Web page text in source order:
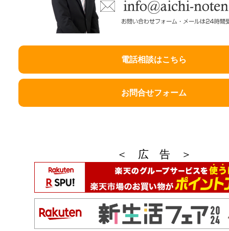
電話相談はこちら
お問合せフォーム
＜ 広 告 ＞